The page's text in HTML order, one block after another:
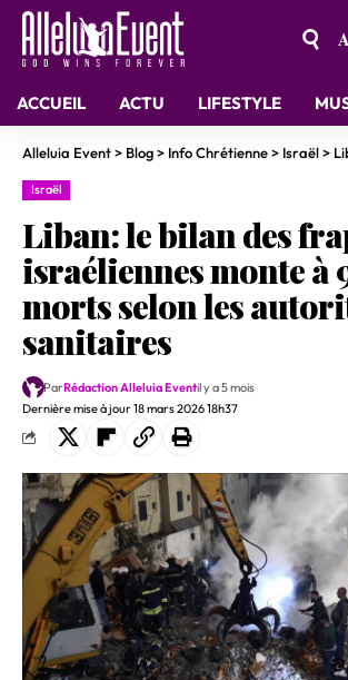
ACCUEIL ACTU LIFESTYLE
Alleluia Event> Blog> Info Chrétienne> Israël> Liban:
Israël
Liban: le bilan des
israéliennes monte à
morts selon les
sanitaires
Dernière mise à jour 18 mars 2026 18h37
ParRédaction Alleluia Eventil y a 5 mois